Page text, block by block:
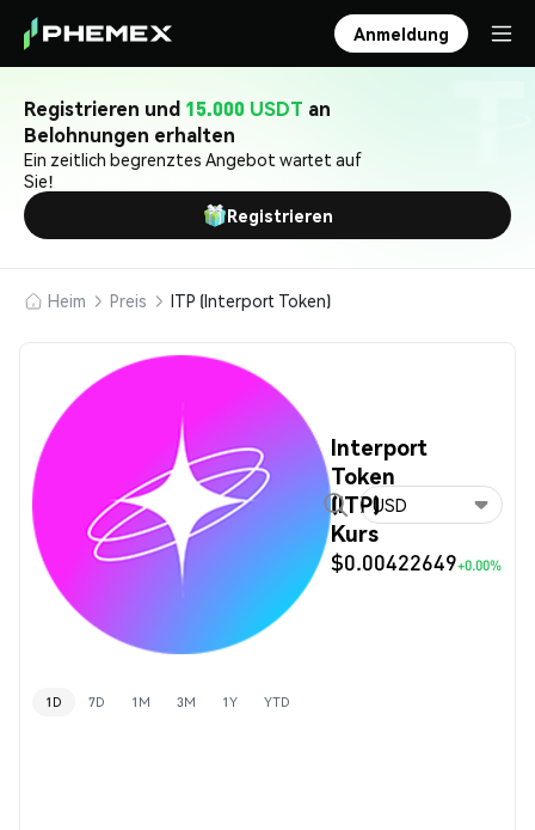
Anmeldung
Registrieren und 15.000 USDT an
Belohnungen erhalten
Ein zeitlich begrenztes Angebot wartet auf
Sie!
Registrieren
Heim Preis ITP (Interport Token)
Interport
Token
(ITP)
Kurs
$0.00422649+0.00%
USD
1D 7D 1M 3M 1Y YTD